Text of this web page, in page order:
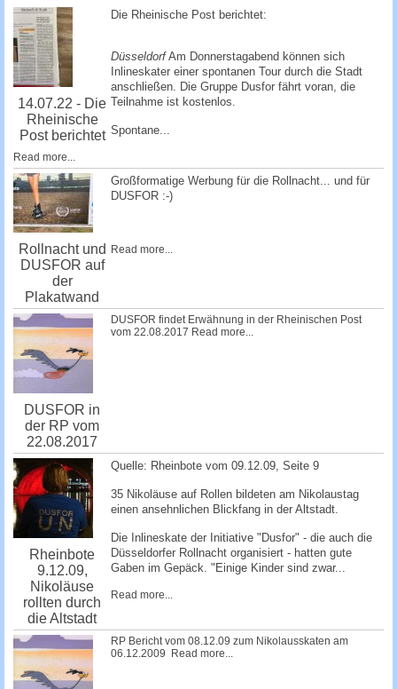
14.07.22 - Die
Rheinische
Post berichtet
Die Rheinische Post berichtet:
DüsseldorfAm Donnerstagabend können sich
Inlineskater einer spontanen Tour durch die Stadt
anschließen. Die Gruppe Dusfor fährt voran, die
Teilnahme ist kostenlos.
Spontane...
Read more...
Rollnacht und
DUSFOR auf
der
Plakatwand
Großformatige Werbung für die Rollnacht... und für
DUSFOR :-)
Read more...
DUSFOR in
der RP vom
22.08.2017
DUSFOR findet Erwähnung in der Rheinischen Post
vom 22.08.2017 Read more...
Rheinbote
9.12.09,
Nikoläuse
rollten durch
die Altstadt
Quelle: Rheinbote vom 09.12.09, Seite 9
35 Nikoläuse auf Rollen bildeten am Nikolaustag
einen ansehnlichen Blickfang in der Altstadt.
Die Inlineskate der Initiative "Dusfor" - die auch die
Düsseldorfer Rollnacht organisiert - hatten gute
Gaben im Gepäck. "Einige Kinder sind zwar...
Read more...
RP ­Bericht vom 08.12.09 zum Nikolausskaten am
06.12.2009 ­­­
Read more...